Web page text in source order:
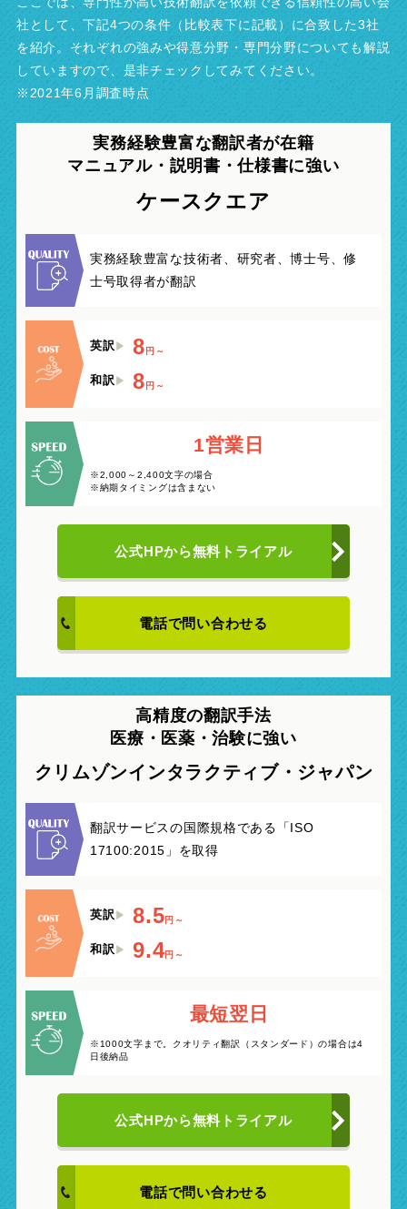
社として、下記4つの条件（比較表下に記載）に合致した3社
を紹介。それぞれの強みや得意分野・専門分野についても解説
していますので、是非チェックしてみてください。
※2021年6月調査時点
実務経験豊富な翻訳者が在籍
マニュアル・説明書・仕様書に強い
ケースクエア
実務経験豊富な技術者、研究者、博士号、修
士号取得者が翻訳
英訳 8 円～
和訳 8 円～
1営業日
※2,000～2,400文字の場合
※納期タイミングは含まない
公式HPから無料トライアル
電話で問い合わせる
高精度の翻訳手法
医療・医薬・治験に強い
クリムゾンインタラクティブ・ジャパン
翻訳サービスの国際規格である「ISO
17100:2015」を取得
英訳 8.5円～
和訳 9.4円～
最短翌日
※1000文字まで。クオリティ翻訳（スタンダード）の場合は4
日後納品
公式HPから無料トライアル
電話で問い合わせる